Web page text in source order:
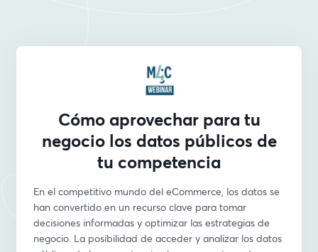
Cómo aprovechar para tu
negocio los datos públicos de
tu competencia
En el competitivo mundo del eCommerce, los datos se
han convertido en un recurso clave para tomar
decisiones informadas y optimizar las estrategias de
negocio. La posibilidad de acceder y analizar los datos